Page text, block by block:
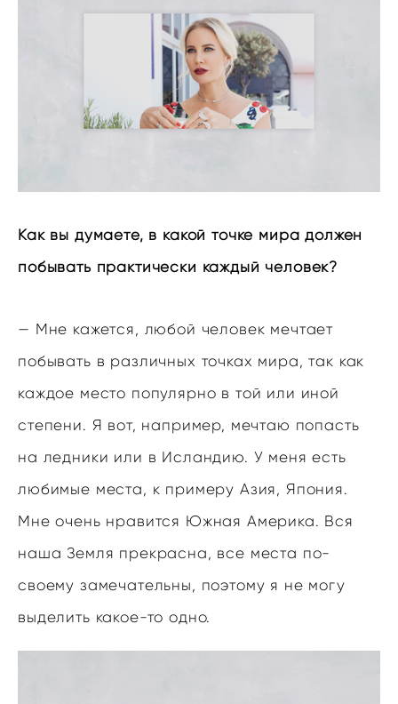
Как вы думаете, в какой точке мира должен
побывать практически каждый человек?
— Мне кажется, любой человек мечтает
побывать в различных точках мира, так как
каждое место популярно в той или иной
степени. Я вот, например, мечтаю попасть
на ледники или в Исландию. У меня есть
любимые места, к примеру Азия, Япония.
Мне очень нравится Южная Америка. Вся
наша Земля прекрасна, все места по-
своему замечательны, поэтому я не могу
выделить какое-то одно.